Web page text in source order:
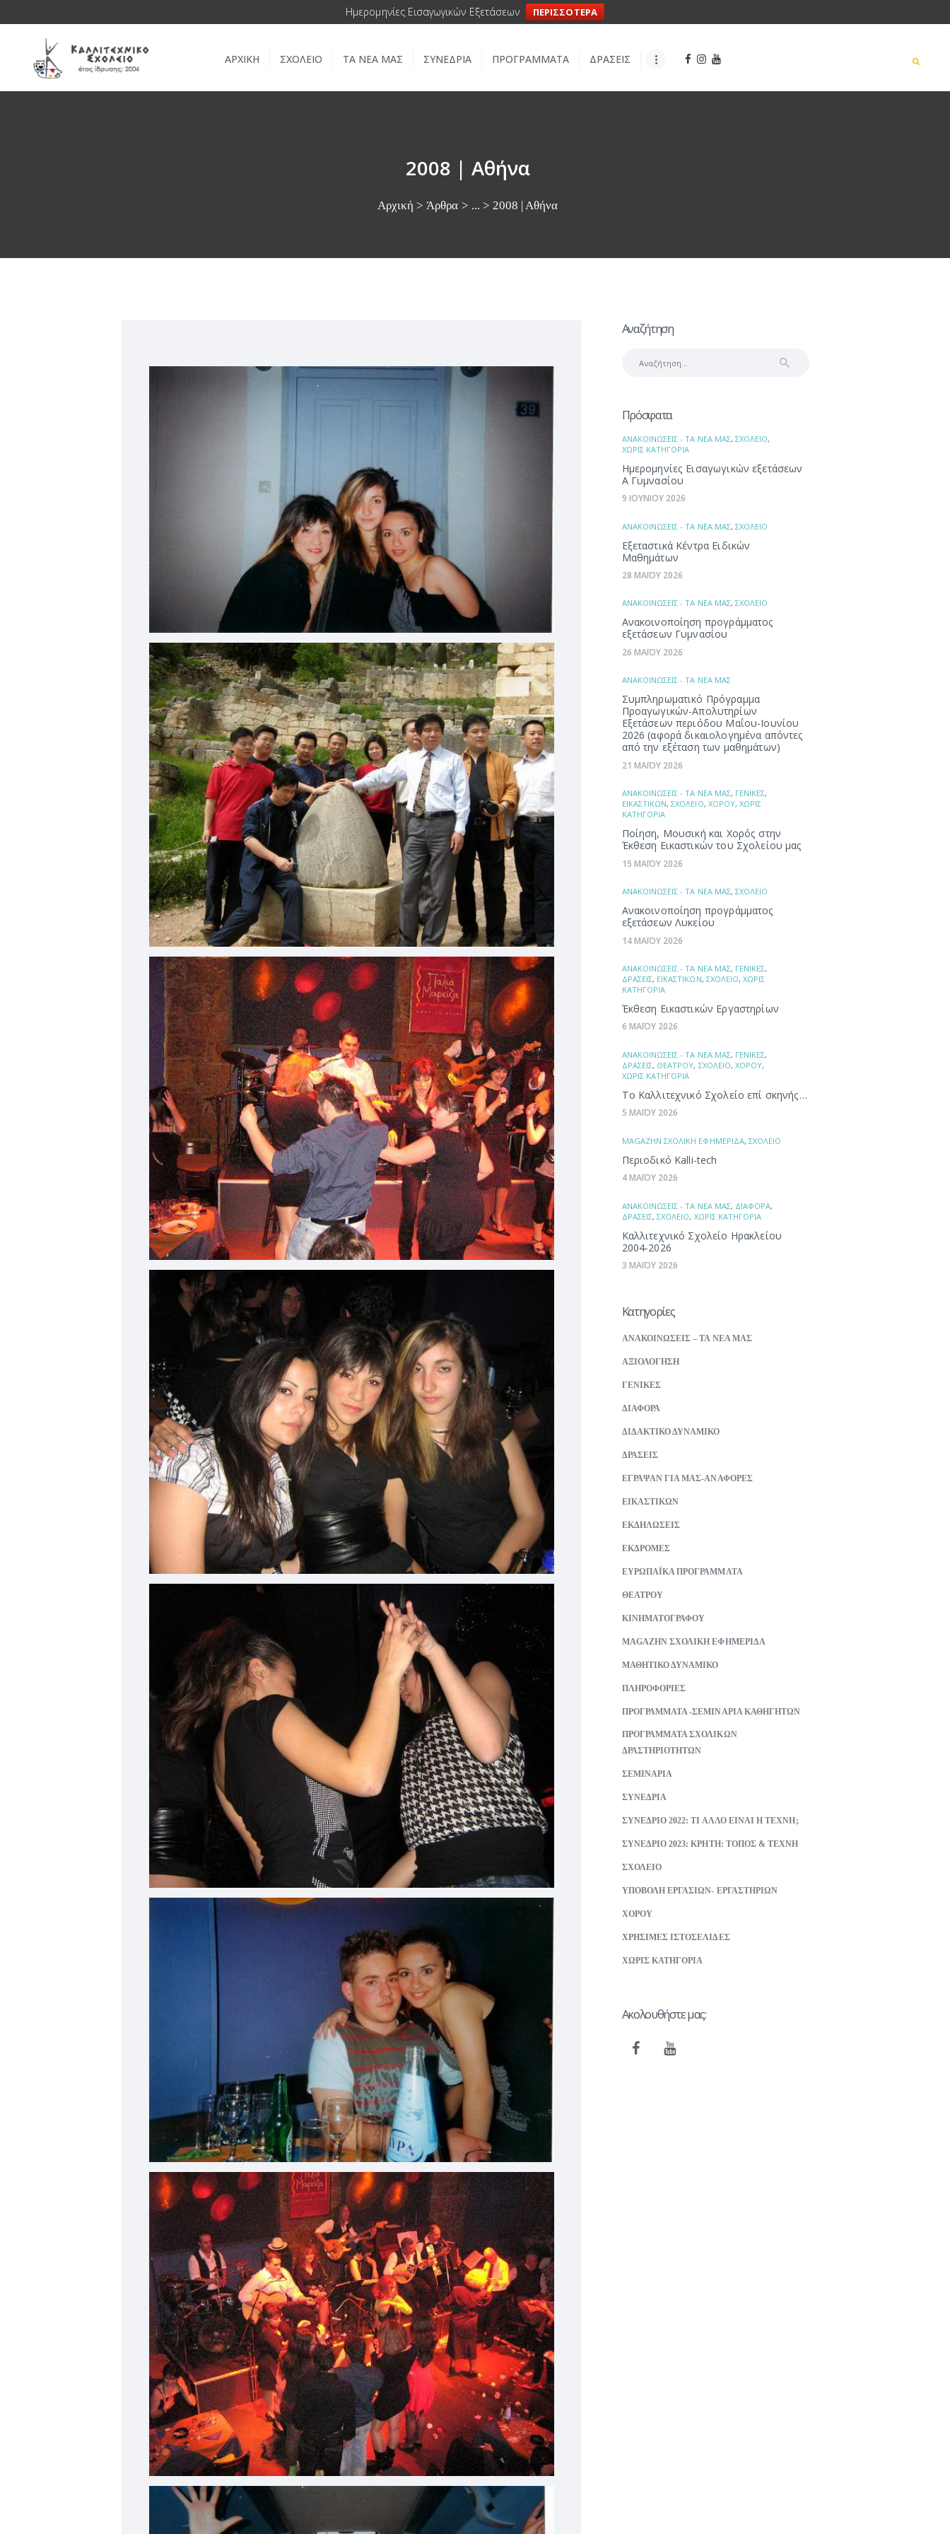
Ημερομηνίες Εισαγωγικών Εξετάσεων ΠΕΡΙΣΣΟΤΕΡΑ
ΑΡΧΙΚΗ ΣΧΟΛΕΙΟ ΤΑ ΝΕΑ ΜΑΣ ΣΥΝΕΔΡΙΑ ΠΡΟΓΡΑΜΜΑΤΑ ΔΡΑΣΕΙΣ
2008 | Αθήνα
Αρχική Άρθρα ... 2008 | Αθήνα
ΑΡΧΙΚΗ
ΣΧΟΛΕΙΟ
ΤΑ ΝΕΑ ΜΑΣ
ΠΡΟΓΡΑΜΜΑΤΑ
ΔΡΑΣΕΙΣ
ΕΠΙΚΟΙΝΩΝΙΑ
Αναζήτηση
Πρόσφατα
ΑΝΑΚΟΙΝΩΣΕΙΣ - ΤΑ ΝΕΑ ΜΑΣ,ΣΧΟΛΕΙΟ,
ΧΩΡΙΣ ΚΑΤΗΓΟΡΙΑ
Ημερομηνίες Εισαγωγικών εξετάσεων
Α Γυμνασίου
9 ΙΟΥΝΙΟΥ 2026
ΑΝΑΚΟΙΝΩΣΕΙΣ - ΤΑ ΝΕΑ ΜΑΣ,ΣΧΟΛΕΙΟ
Εξεταστικά Κέντρα Ειδικών
Μαθημάτων
28 ΜΑΪΟΥ 2026
ΑΝΑΚΟΙΝΩΣΕΙΣ - ΤΑ ΝΕΑ ΜΑΣ,ΣΧΟΛΕΙΟ
Ανακοινοποίηση προγράμματος
εξετάσεων Γυμνασίου
26 ΜΑΪΟΥ 2026
ΑΝΑΚΟΙΝΩΣΕΙΣ - ΤΑ ΝΕΑ ΜΑΣ
Συμπληρωματικό Πρόγραμμα
Προαγωγικών-Απολυτηρίων
Εξετάσεων περιόδου Μαΐου-Ιουνίου
2026 (αφορά δικαιολογημένα απόντες
από την εξέταση των μαθημάτων)
21 ΜΑΪΟΥ 2026
ΑΝΑΚΟΙΝΩΣΕΙΣ - ΤΑ ΝΕΑ ΜΑΣ, ΓΕΝΙΚΕΣ,
ΕΙΚΑΣΤΙΚΩΝ,ΣΧΟΛΕΙΟ, ΧΟΡΟΥ,ΧΩΡΙΣ
ΚΑΤΗΓΟΡΙΑ
Ποίηση, Μουσική και Χορός στην
Έκθεση Εικαστικών του Σχολείου μας
15 ΜΑΪΟΥ 2026
ΑΝΑΚΟΙΝΩΣΕΙΣ - ΤΑ ΝΕΑ ΜΑΣ,ΣΧΟΛΕΙΟ
Ανακοινοποίηση προγράμματος
εξετάσεων Λυκείου
14 ΜΑΪΟΥ 2026
ΑΝΑΚΟΙΝΩΣΕΙΣ - ΤΑ ΝΕΑ ΜΑΣ, ΓΕΝΙΚΕΣ,
ΔΡΑΣΕΙΣ, ΕΙΚΑΣΤΙΚΩΝ, ΣΧΟΛΕΙΟ,ΧΩΡΙΣ
ΚΑΤΗΓΟΡΙΑ
Έκθεση Εικαστικών Εργαστηρίων
6 ΜΑΪΟΥ 2026
ΑΝΑΚΟΙΝΩΣΕΙΣ - ΤΑ ΝΕΑ ΜΑΣ, ΓΕΝΙΚΕΣ,
ΔΡΑΣΕΙΣ, ΘΕΑΤΡΟΥ, ΣΧΟΛΕΙΟ,ΧΟΡΟΥ,
ΧΩΡΙΣ ΚΑΤΗΓΟΡΙΑ
Το Καλλιτεχνικό Σχολείο επί σκηνής…
5 ΜΑΪΟΥ 2026
ΜAGAZHN ΣΧΟΛΙΚΗ ΕΦΗΜΕΡΙΔΑ,ΣΧΟΛΕΙΟ
Περιοδικό Kalli-tech
4 ΜΑΪΟΥ 2026
ΑΝΑΚΟΙΝΩΣΕΙΣ - ΤΑ ΝΕΑ ΜΑΣ, ΔΙΑΦΟΡΑ,
ΔΡΑΣΕΙΣ,ΣΧΟΛΕΙΟ, ΧΩΡΙΣ ΚΑΤΗΓΟΡΙΑ
Καλλιτεχνικό Σχολείο Ηρακλείου
2004-2026
3 ΜΑΪΟΥ 2026
Κατηγορίες
ΑΝΑΚΟΙΝΩΣΕΙΣ – ΤΑ ΝΕΑ ΜΑΣ
ΑΞΙΟΛΟΓΗΣΗ
ΓΕΝΙΚΕΣ
ΔΙΑΦΟΡΑ
ΔΙΔΑΚΤΙΚΟ ΔΥΝΑΜΙΚΟ
ΔΡΑΣΕΙΣ
ΕΓΡΑΨΑΝ ΓΙΑ ΜΑΣ-ΑΝΑΦΟΡΕΣ
ΕΙΚΑΣΤΙΚΩΝ
ΕΚΔΗΛΩΣΕΙΣ
ΕΚΔΡΟΜΕΣ
ΕΥΡΩΠΑΪΚΑ ΠΡΟΓΡΑΜΜΑΤΑ
ΘΕΑΤΡΟΥ
ΚΙΝΗΜΑΤΟΓΡΑΦΟΥ
ΜAGAZHN ΣΧΟΛΙΚΗ ΕΦΗΜΕΡΙΔΑ
ΜΑΘΗΤΙΚΟ ΔΥΝΑΜΙΚΟ
ΠΛΗΡΟΦΟΡΙΕΣ
ΠΡΟΓΡΑΜΜΑΤΑ -ΣΕΜΙΝΑΡΙΑ ΚΑΘΗΓΗΤΩΝ
ΠΡΟΓΡΑΜΜΑΤΑ ΣΧΟΛΙΚΩΝ
ΔΡΑΣΤΗΡΙΟΤΗΤΩΝ
ΣΕΜΙΝΑΡΙΑ
ΣΥΝΕΔΡΙΑ
ΣΥΝΕΔΡΙΟ 2022: ΤΙ ΑΛΛΟ ΕΙΝΑΙ Η ΤΕΧΝΗ;
ΣΥΝΕΔΡΙΟ 2023: ΚΡΗΤΗ: ΤΟΠΟΣ & ΤΕΧΝΗ
ΣΧΟΛΕΙΟ
ΥΠΟΒΟΛΗ ΕΡΓΑΣΙΩΝ- ΕΡΓΑΣΤΗΡΙΩΝ
ΧΟΡΟΥ
ΧΡΗΣΙΜΕΣ ΙΣΤΟΣΕΛΙΔΕΣ
ΧΩΡΙΣ ΚΑΤΗΓΟΡΙΑ
Ακολουθήστε μας: